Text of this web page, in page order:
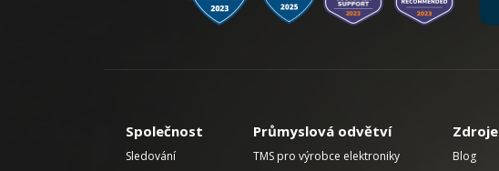
Společnost
Sledování
Průmyslová odvětví
TMS pro výrobce elektroniky
Zdroje
Blog